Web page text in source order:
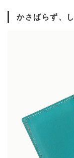
かさばらず、